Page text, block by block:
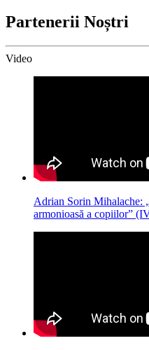
Partenerii Noștri
Video
Adrian Sorin Mihalache:
armonioasă a copiilor”